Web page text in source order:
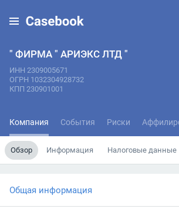
" ФИРМА " АРИЭКС ЛТД "
ИНН 2309005671
ОГРН 1032304928732
КПП 230901001
Компания События Риски
Обзор Информация Налоговые данные
Общая информация